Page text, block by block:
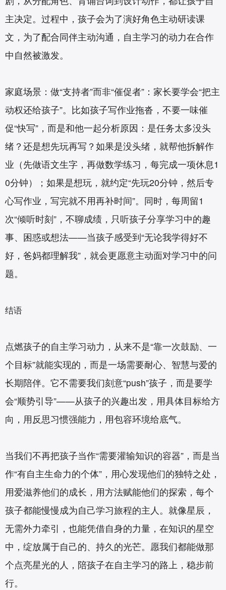
主决定。过程中，孩子会为了演好角色主动研读课
文，为了配合同伴主动沟通，自主学习的动力在合作
中自然被激发。
家庭场景：做“支持者”而非“催促者”：家长要学会“把主
动权还给孩子”。比如孩子写作业拖沓，不要一味催
促“快写”，而是和他一起分析原因：是任务太多没头
绪？还是想先玩再写？如果是没头绪，就帮他拆解作
业（先做语文生字，再做数学练习，每完成一项休息1
0分钟）；如果是想玩，就约定“先玩20分钟，然后专
心写作业，写完就不用再补时间”。同时，每周留1
次“倾听时刻”，不聊成绩，只听孩子分享学习中的趣
事、困惑或想法——当孩子感受到“无论我学得好不
好，爸妈都理解我”，就会更愿意主动面对学习中的问
题。
结语
点燃孩子的自主学习动力，从来不是“靠一次鼓励、一
个目标”就能实现的，而是一场需要耐心、智慧与爱的
长期陪伴。它不需要我们刻意“push”孩子，而是要学
会“顺势引导”——从孩子的兴趣出发，用具体目标给方
向，用反思习惯强能力，用包容环境给底气。
当我们不再把孩子当作“需要灌输知识的容器”，而是当
作“有自主生命力的个体”，用心发现他们的独特之处，
用爱滋养他们的成长，用方法赋能他们的探索，每个
孩子都能慢慢成为自己学习旅程的主人。就像星辰，
无需外力牵引，也能凭借自身的力量，在知识的星空
中，绽放属于自己的、持久的光芒。愿我们都能做那
个点亮星光的人，陪孩子在自主学习的路上，稳步前
行。